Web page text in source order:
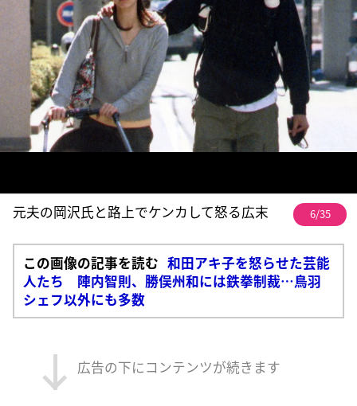
元夫の岡沢氏と路上でケンカして怒る広末 6/35
この画像の記事を読む 和田アキ子を怒らせた芸能
人たち 陣内智則、勝俣州和には鉄拳制裁…鳥羽
シェフ以外にも多数
広告の下にコンテンツが続きます